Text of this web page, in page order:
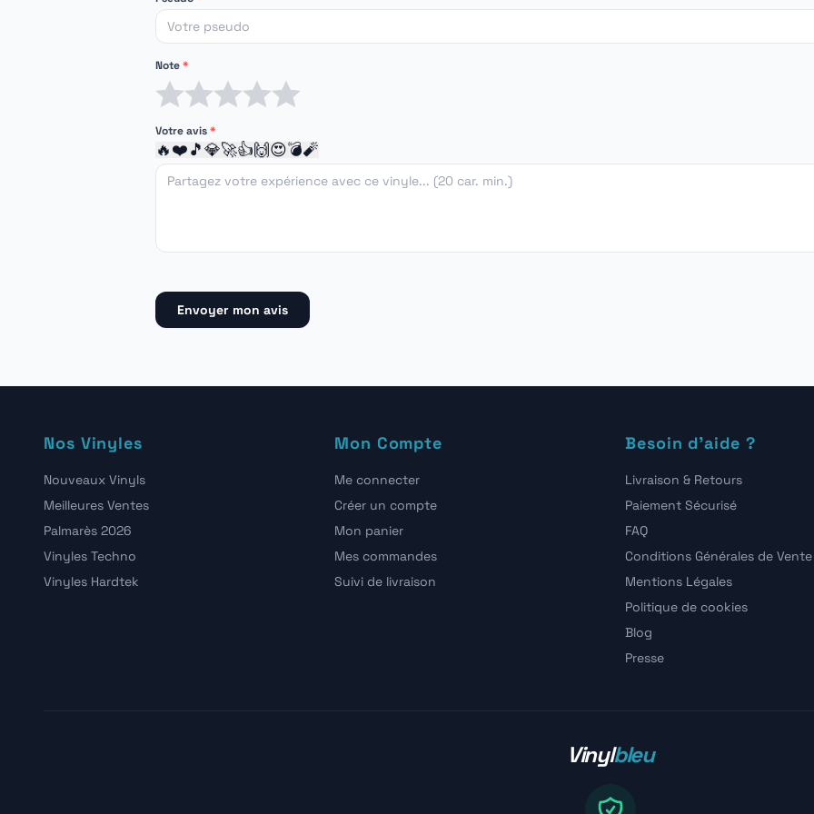
Note*
Votre avis*
🔥❤️🎵💎🚀👍🙌😍💣🧨
Envoyer mon avis
Nos Vinyles
Nouveaux Vinyls
Meilleures Ventes
Palmarès 2026
Vinyles Techno
Vinyles Hardtek
Mon Compte
Me connecter
Créer un compte
Mon panier
Mes commandes
Suivi de livraison
Besoin d'aide ?
Livraison & Retours
Paiement Sécurisé
FAQ
Conditions Générales de Vente
Mentions Légales
Politique de cookies
Blog
Presse
Vinylbleu